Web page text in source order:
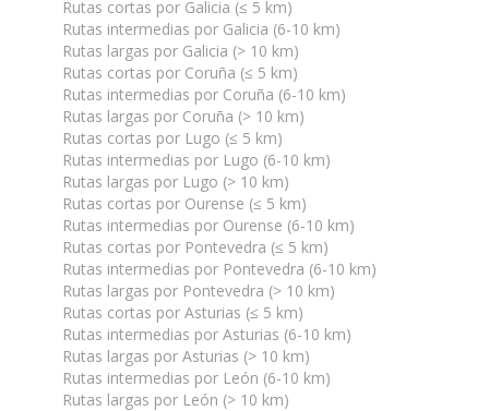
Rutas cortas por Galicia (≤ 5 km)
Rutas intermedias por Galicia (6-10 km)
Rutas largas por Galicia (> 10 km)
Rutas cortas por Coruña (≤ 5 km)
Rutas intermedias por Coruña (6-10 km)
Rutas largas por Coruña (> 10 km)
Rutas cortas por Lugo (≤ 5 km)
Rutas intermedias por Lugo (6-10 km)
Rutas largas por Lugo (> 10 km)
Rutas cortas por Ourense (≤ 5 km)
Rutas intermedias por Ourense (6-10 km)
Rutas cortas por Pontevedra (≤ 5 km)
Rutas intermedias por Pontevedra (6-10 km)
Rutas largas por Pontevedra (> 10 km)
Rutas cortas por Asturias (≤ 5 km)
Rutas intermedias por Asturias (6-10 km)
Rutas largas por Asturias (> 10 km)
Rutas intermedias por León (6-10 km)
Rutas largas por León (> 10 km)